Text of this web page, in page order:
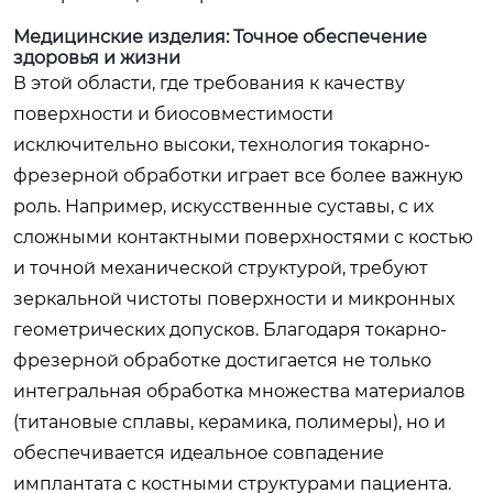
Медицинские изделия: Точное обеспечение
здоровья и жизни
В этой области, где требования к качеству
поверхности и биосовместимости
исключительно высоки, технология токарно-
фрезерной обработки играет все более важную
роль. Например, искусственные суставы, с их
сложными контактными поверхностями с костью
и точной механической структурой, требуют
зеркальной чистоты поверхности и микронных
геометрических допусков. Благодаря токарно-
фрезерной обработке достигается не только
интегральная обработка множества материалов
(титановые сплавы, керамика, полимеры), но и
обеспечивается идеальное совпадение
имплантата с костными структурами пациента.